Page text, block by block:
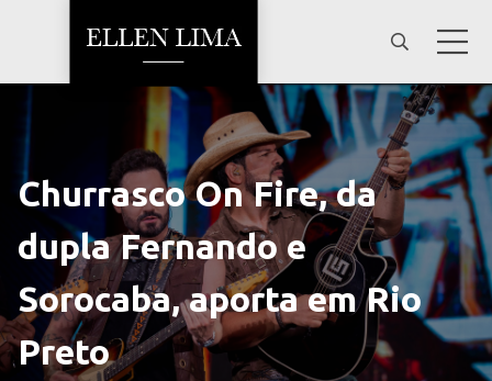
Churrasco On Fire, da
dupla Fernando e
Sorocaba, aporta em Rio
Preto